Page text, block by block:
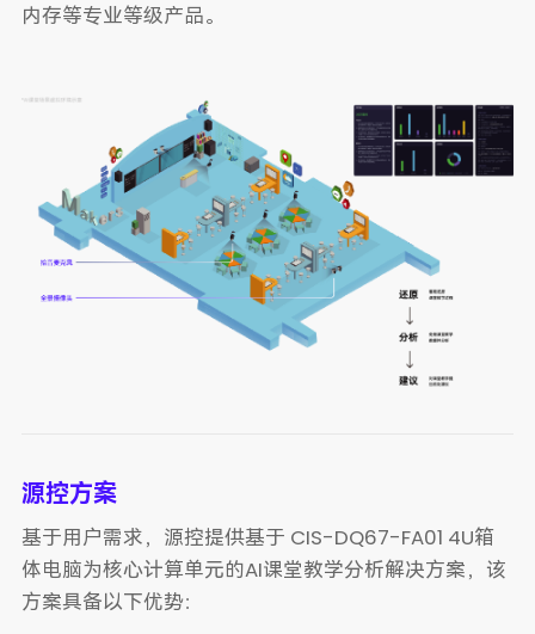
内存等专业等级产品。
源控方案
基于用户需求，源控提供基于 CIS-DQ67-FA01 4U箱
体电脑为核心计算单元的AI课堂教学分析解决方案，该
方案具备以下优势：